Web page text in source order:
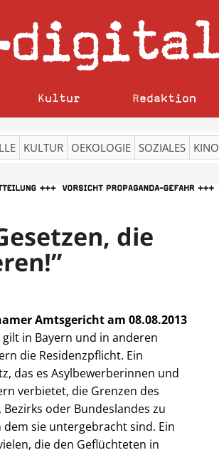
digital
Kultur Redaktion
KULTUR OEKOLOGIE SOZIALES KINO
die
Amtsgericht am 08.08.2013
in Bayern und in anderen
die Residenzpflicht. Ein
das es Asylbewerberinnen und
verbietet, die Grenzen des
Bezirks oder Bundeslandes zu
dem sie untergebracht sind. Ein
die den Geflüchteten in